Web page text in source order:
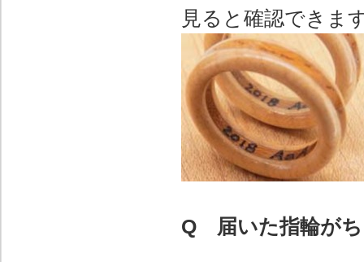
見ると確認できま
Q 届いた指輪が